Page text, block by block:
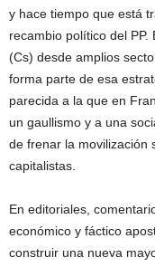
y hace tiempo que está
recambio político del
(Cs) desde amplios
forma parte de esa
parecida a la que en
un gaullismo y a una
de frenar la movilización
capitalistas.
En editoriales,
económico y fáctico
construir una nueva